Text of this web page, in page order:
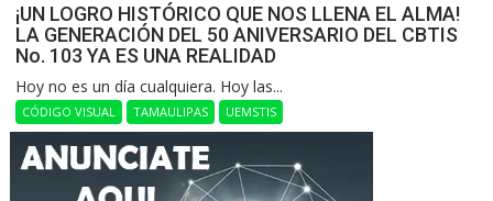
¡UN LOGRO HISTÓRICO QUE NOS LLENA EL ALMA!
LA GENERACIÓN DEL 50 ANIVERSARIO DEL CBTIS
No. 103 YA ES UNA REALIDAD
Hoy no es un día cualquiera. Hoy las...
CÓDIGO VISUAL TAMAULIPAS UEMSTIS